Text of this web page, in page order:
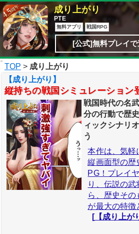
成り上がり
PTE
無料アプリ 戦国RPG
[公式]無料プレイ
TOP > 成り上がり
【成り上がり】
縦持ちの戦国シミュレーション
戦国時代の名
分の行動で歴
ィックシナリ
う
本作は、気軽
縦画面型の歴
PG！プレイ
り、伝説の
ら、歴史その
が最大の特徴
[【成り上が